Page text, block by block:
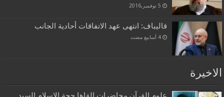
5 نوفمبر,2016
قاليباف: انتهى عهد الاتفاقات أحادية الجانب
‏4 أسابيع مضت
الاخيرة